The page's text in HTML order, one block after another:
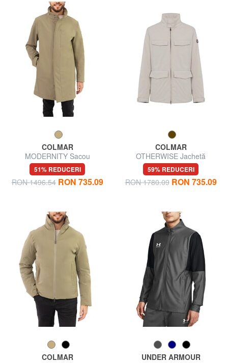
COLMAR
MODERNITY Sacou
51% REDUCERI
RON 1496.54 RON 735.09
COLMAR
OTHERWISE Jachetă
căptușită
59% REDUCERI
RON 1780.09 RON 735.09
COLMAR
UNDER ARMOUR